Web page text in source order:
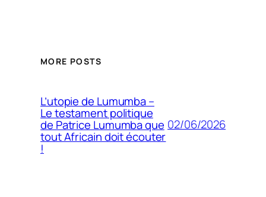
MORE POSTS
L’utopie de Lumumba –
Le testament politique
de Patrice Lumumba que
tout Africain doit écouter
!
02/06/2026